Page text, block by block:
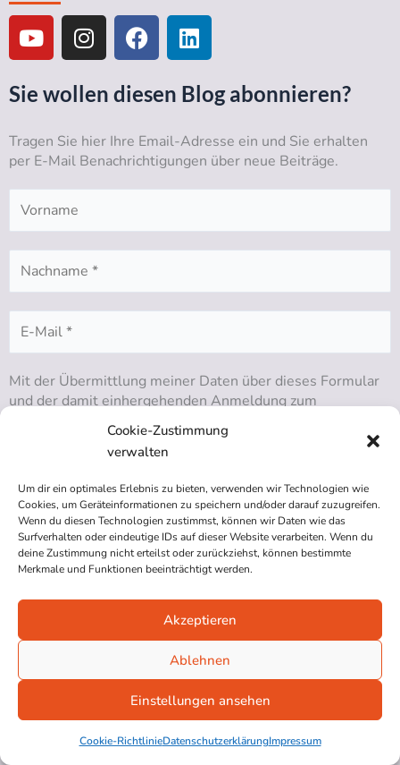
Cookie-Zustimmung
verwalten
Um dir ein optimales Erlebnis zu bieten, verwenden wir Technologien wie
Cookies, um Geräteinformationen zu speichern und/oder darauf zuzugreifen.
Wenn du diesen Technologien zustimmst, können wir Daten wie das
Surfverhalten oder eindeutige IDs auf dieser Website verarbeiten. Wenn du
deine Zustimmung nicht erteilst oder zurückziehst, können bestimmte
Merkmale und Funktionen beeinträchtigt werden.
Akzeptieren
Ablehnen
Einstellungen ansehen
Cookie-RichtlinieDatenschutzerklärungImpressum
Y
o
u
t
u
e
I
n
s
t
a
g
r
a
m
F
a
c
e
b
o
o
k
L
i
n
k
e
d
i
n
Sie wollen diesen Blog abonnieren?
Tragen Sie hier Ihre Email-Adresse ein und Sie erhalten
per E-Mail Benachrichtigungen über neue Beiträge.
Mit der Übermittlung meiner Daten über dieses Formular
und der damit einhergehenden Anmeldung zum
Newsletter stimme ich den
dieser Webseitezu und erlaube insbesondere die
Speicherung meiner hier angegebenen Daten, sowie die
Kommunikation per E-Mail zum Zwecke der Verwaltung
und Übermittlung des Newsletters. Ich kann diese
Zustimmung jederzeit widerrufen in dem ich den
Newsletter abbestelle.
Ja, ich bin mit den obigen Bedingungen einverstanden!
RSS ABONNIEREN